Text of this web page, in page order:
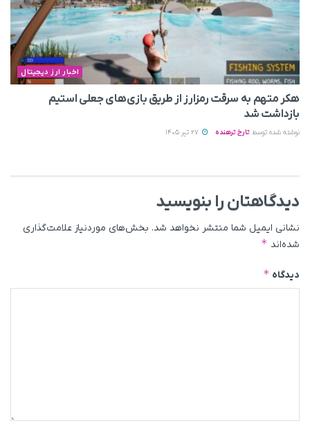
اخبار ارز دیجیتال
هکر متهم به سرقت رمزارز از طریق بازی‌های جعلی استیم
بازداشت شد
نوشته شده توسط تارخ ترهنده
دیدگاهتان را بنویسید
نشانی ایمیل شما منتشر نخواهد شد. بخش‌های موردنیاز علامت‌گذاری
شده‌اند *
دیدگاه *